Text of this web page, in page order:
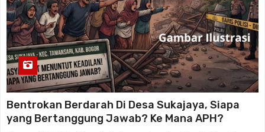
Bentrokan Berdarah Di Desa Sukajaya, Siapa
yang Bertanggung Jawab? Ke Mana APH?